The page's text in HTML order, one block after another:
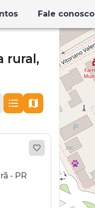
Fale conosco
rural,
- PR